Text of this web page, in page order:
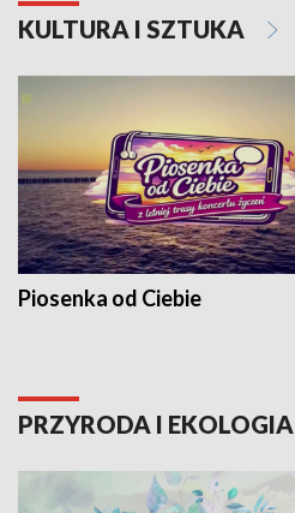
KULTURA I SZTUKA
Piosenka od Ciebie
PRZYRODA I EKOLOGIA